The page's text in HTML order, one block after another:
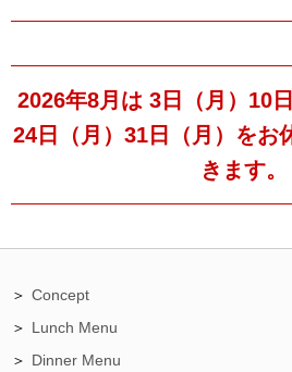
2026年8月は 3日（月）10
24日（月）31日（月）をお
きます。
Concept
Lunch Menu
Dinner Menu